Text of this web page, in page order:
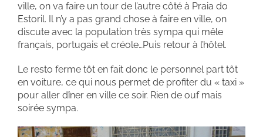
ville, on va faire un tour de l’autre côté à Praia do
Estoril. Il n’y a pas grand chose à faire en ville, on
discute avec la population très sympa qui mêle
français, portugais et créole…Puis retour à l’hôtel.
Le resto ferme tôt en fait donc le personnel part tôt
en voiture, ce qui nous permet de profiter du « taxi »
pour aller dîner en ville ce soir. Rien de ouf mais
soirée sympa.